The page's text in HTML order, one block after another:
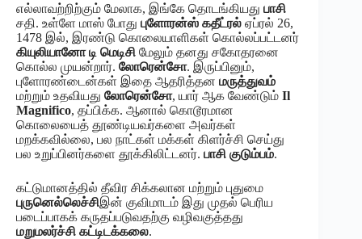
எல்லாவற்றிற்கும் மேலாக, இங்கே தொடங்கியது பாசி
சதி. உள்ளே மாஸ் போது புளோரன்ஸ் கதீட்ரல் ஏப்ரல் 26,
1478 இல், இரண்டு கொலையாளிகள் கொல்லப்பட்டனர்
கியுலியானோ டி மெடிசி மேலும் தனது சகோதரனை
கொல்ல முயன்றார். லோரென்சோ. இருப்பினும்,
புளோரண்டைன்கள் இதை ஆதரித்தன மருத்துவம்
மற்றும் உதவியது லோரென்சோ, யார் ஆக வேண்டும் Il
Magnifico, தப்பிக்க. ஆனால் கொடூரமான
கொலையைத் தூண்டியவர்களை அவர்கள்
மறக்கவில்லை, பல நாட்கள் மக்கள் கிளர்ச்சி செய்து
பல உறுப்பினர்களை தூக்கிலிட்டனர். பாசி குடும்பம்.
கட்டுமானத்தில் தீவிர சிக்கலான மற்றும் புதுமை
புருனெல்லெச்சிஇன் குவிமாடம் இது முதல் பெரிய
படைப்பாகக் கருதப்படுவதற்கு வழிவகுத்தது
மறுமலர்ச்சி கட்டிடக்கலை.